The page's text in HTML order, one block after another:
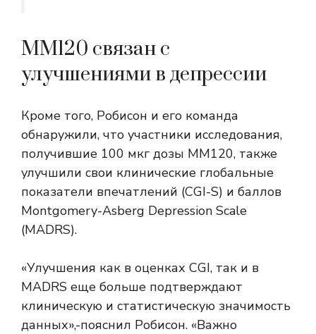
MM120 связан с
улучшениями в депрессии
Кроме того, Робисон и его команда
обнаружили, что участники исследования,
получившие 100 мкг дозы MM120, также
улучшили свои клинические глобальные
показатели впечатлений (CGI-S) и баллов
Montgomery-Asberg Depression Scale
(MADRS).
«Улучшения как в оценках CGI, так и в
MADRS еще больше подтверждают
клиническую и статистическую значимость
данных»,-пояснил Робисон. «Важно